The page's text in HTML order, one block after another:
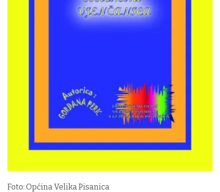
Foto: Općina Velika Pisanica